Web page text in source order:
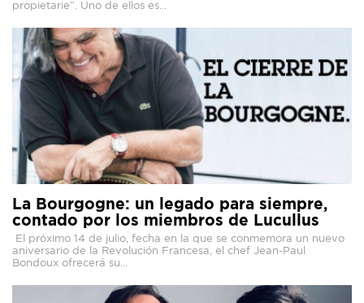
propietarie”. Uno de ellos es...
La Bourgogne: un legado para siempre,
contado por los miembros de Lucullus
El próximo 14 de julio, fecha en la que se conmemora un nuevo
aniversario de la Revolución Francesa, el chef Jean-Paul
Bondoux ofrecerá su...